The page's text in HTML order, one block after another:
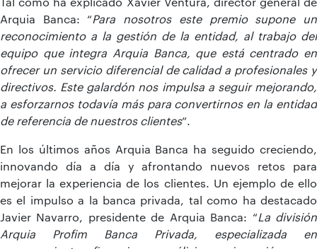
Arquia Banca: “Para nosotros este premio supone un
reconocimiento a la gestión de la entidad, al trabajo del
equipo que integra Arquia Banca, que está centrado en
ofrecer un servicio diferencial de calidad a profesionales y
directivos. Este galardón nos impulsa a seguir mejorando,
a esforzarnos todavía más para convertirnos en la entidad
de referencia de nuestros clientes”.
En los últimos años Arquia Banca ha seguido creciendo,
innovando día a día y afrontando nuevos retos para
mejorar la experiencia de los clientes. Un ejemplo de ello
es el impulso a la banca privada, tal como ha destacado
Javier Navarro, presidente de Arquia Banca: “La división
Arquia Profim Banca Privada, especializada en